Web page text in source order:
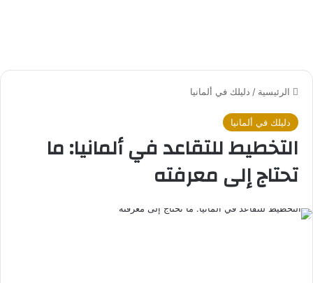
الرئيسية / دليلك في ألمانيا
دليلك في ألمانيا
التخطيط للتقاعد في ألمانيا: ما
تحتاج إلى معرفته